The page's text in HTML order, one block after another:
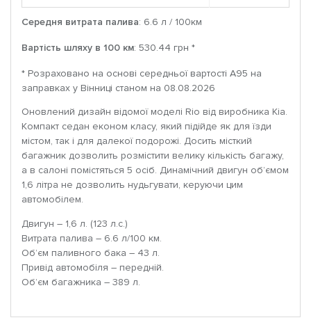
Середня витрата палива: 6.6 л / 100км
Вартість шляху в 100 км: 530.44 грн *
* Розраховано на основі середньої вартості A95 на
заправках у Вінниці станом на 08.08.2026
Оновлений дизайн відомої моделі Rio від виробника Kia.
Компакт седан економ класу, який підійде як для їзди
містом, так і для далекої подорожі. Досить місткий
багажник дозволить розмістити велику кількість багажу,
а в салоні помістяться 5 осіб. Динамічний двигун об’ємом
1,6 літра не дозволить нудьгувати, керуючи цим
автомобілем.
Двигун – 1,6 л. (123 л.с.)
Витрата палива – 6.6 л/100 км.
Об’єм паливного бака – 43 л.
Привід автомобіля – передній.
Об’єм багажника – 389 л.